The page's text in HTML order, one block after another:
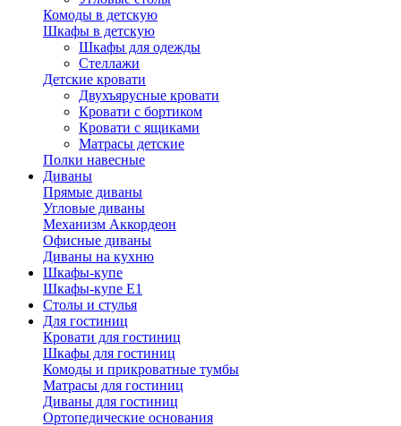
Комоды в детскую
Шкафы в детскую
Шкафы для одежды
Стеллажи
Детские кровати
Двухъярусные кровати
Кровати с бортиком
Кровати с ящиками
Матрасы детские
Полки навесные
Диваны
Прямые диваны
Угловые диваны
Механизм Аккордеон
Офисные диваны
Диваны на кухню
Шкафы-купе
Шкафы-купе Е1
Столы и стулья
Для гостиниц
Кровати для гостиниц
Шкафы для гостиниц
Комоды и прикроватные тумбы
Матрасы для гостиниц
Диваны для гостиниц
Ортопедические основания